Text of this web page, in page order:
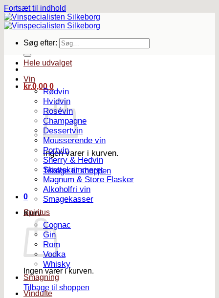
Fortsæt til indhold
Søg efter:
kr.0,00 0
Ingen varer i kurven.
Tilbage til shoppen
0
Kurv
Ingen varer i kurven.
Tilbage til shoppen
Hele udvalget
Vin
Rødvin
Hvidvin
Rosévin
Champagne
Dessertvin
Mousserende vin
Portvin
Sherry & Hedvin
Skattekammeret
Magnum & Store Flasker
Alkoholfri vin
Smagekasser
Spiritus
Cognac
Gin
Rom
Vodka
Whisky
Smagning
Vindufte